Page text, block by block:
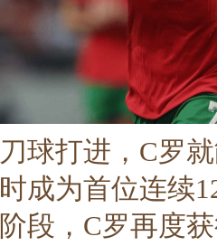
球打进，C罗
成为首位连续
段，C罗再度